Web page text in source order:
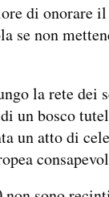
di onorare
se non
la rete dei
un bosco
un atto di